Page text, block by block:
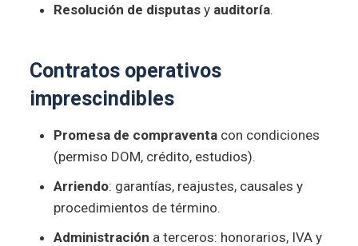
Resolución de disputasy auditoría.
Contratos operativos
imprescindibles
Promesa de compraventacon condiciones
(permiso DOM, crédito, estudios).
Arriendo: garantías, reajustes, causales y
procedimientos de término.
Administración a terceros: honorarios, IVA y